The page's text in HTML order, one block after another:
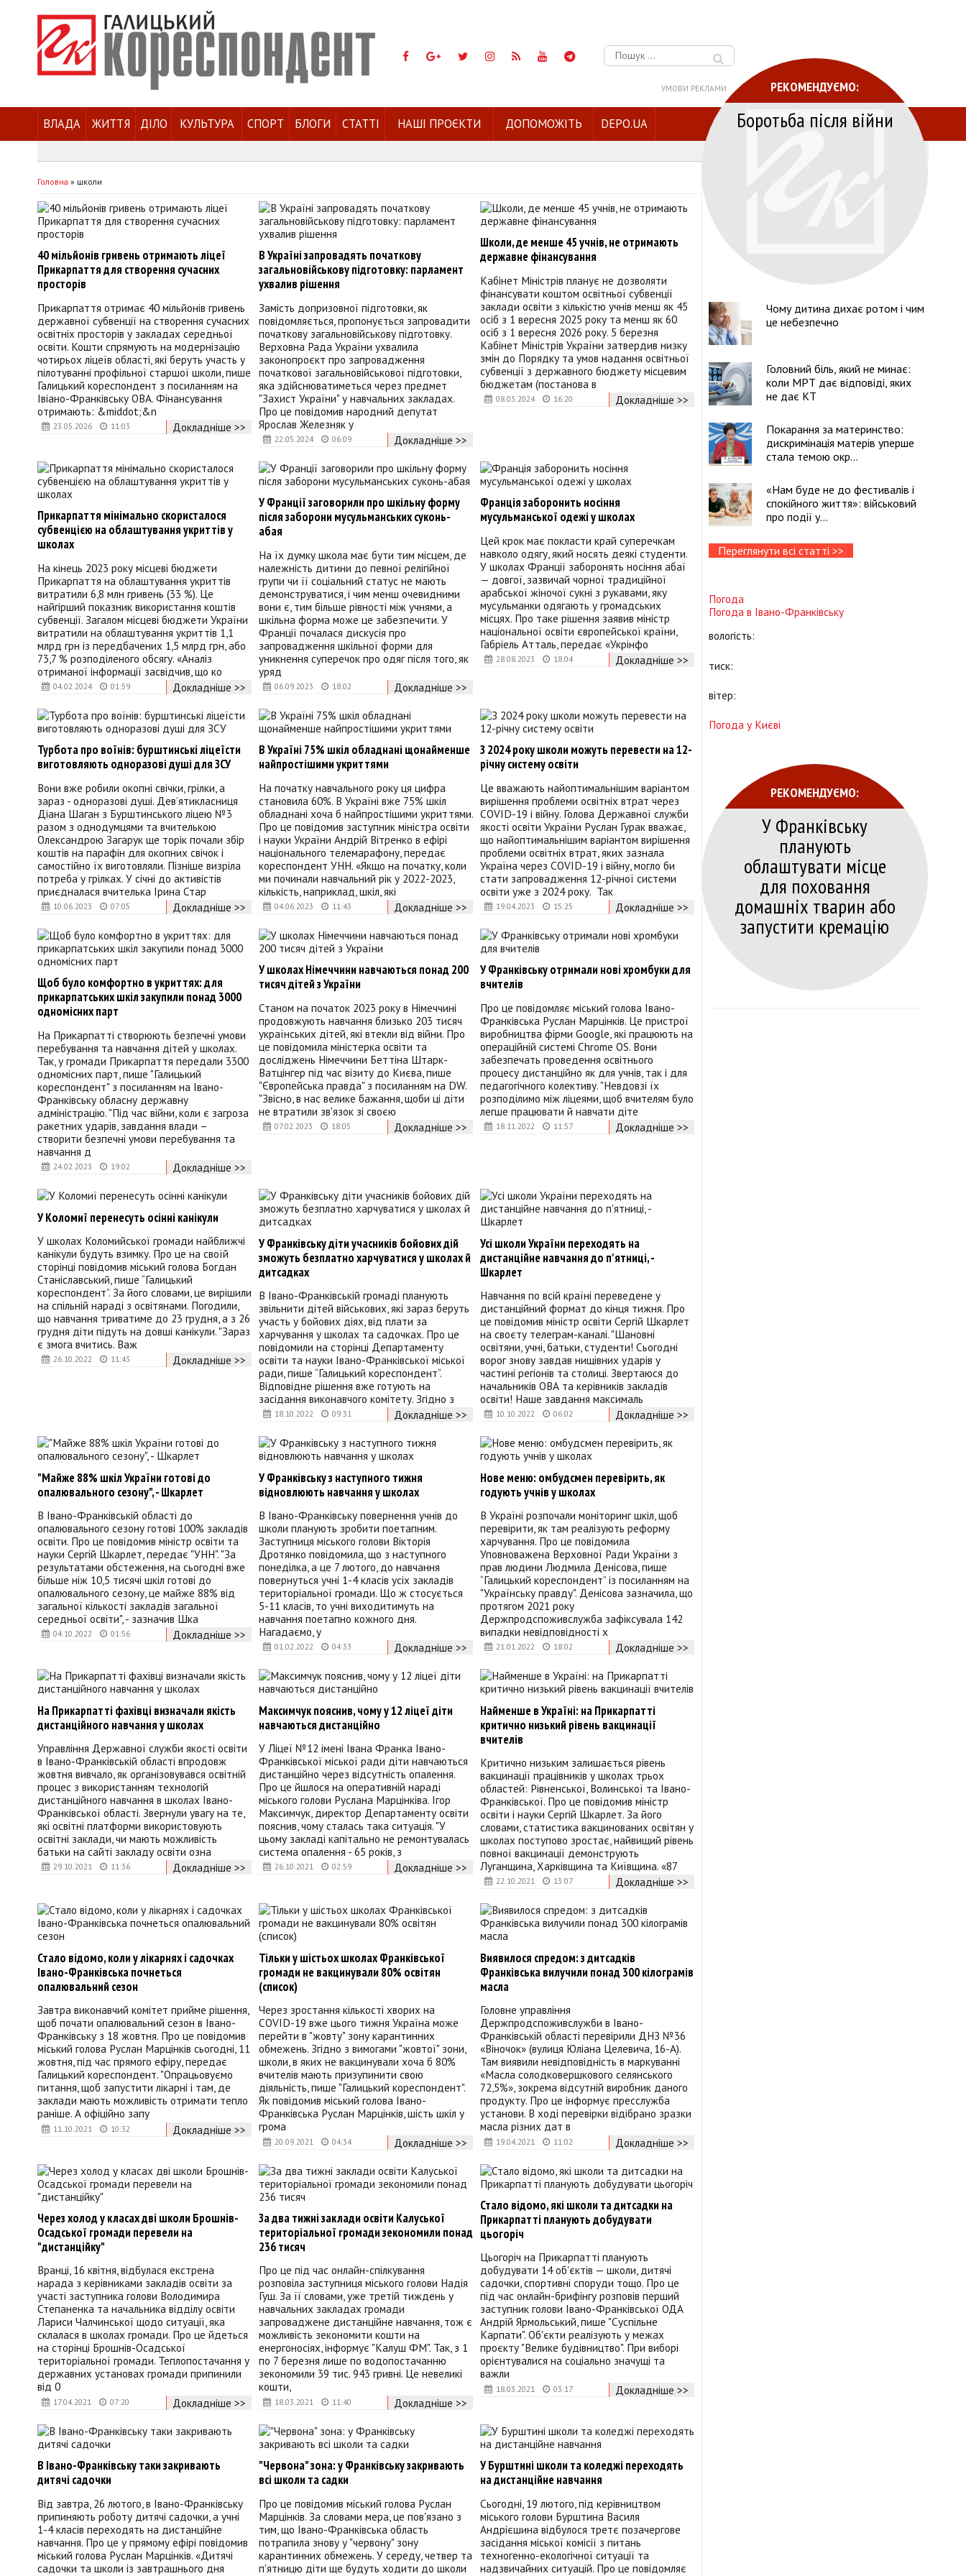
Пошук:
УМОВИ РЕКЛАМИ
ВЛАДА ЖИТТЯ ДІЛО КУЛЬТУРА СПОРТ БЛОГИ СТАТТІ НАШІ ПРОЄКТИ ДОПОМОЖІТЬ DEPO.UA
Головна » школи
23.05.2026 11:03
40 мільйонів гривень отримають ліцеї
Прикарпаття для створення сучасних
просторів
Прикарпаття отримає 40 мільйонів гривень
державної субвенції на створення сучасних
освітніх просторів у закладах середньої
освіти. Кошти спрямують на модернізацію
чотирьох ліцеїв області, які беруть участь у
пілотуванні профільної старшої школи, пише
Галицький кореспондент з посиланням на
Івіано-Франківську ОВА. Фінансування
отримають: &middot;&n
Докладніше >>
22.05.2024 06:09
В Україні запровадять початкову
загальновійськову підготовку: парламент
ухвалив рішення
Замість допризовної підготовки, як
повідомляється, пропонується запровадити
початкову загальновійськову підготовку.
Верховна Рада України ухвалила
законопроєкт про запровадження
початкової загальновійськової підготовки,
яка здійснюватиметься через предмет
"Захист України" у навчальних закладах.
Про це повідомив народний депутат
Ярослав Железняк у
Докладніше >>
08.03.2024 16:20
Школи, де менше 45 учнів, не отримають
державне фінансування
Кабінет Міністрів планує не дозволяти
фінансувати коштом освітньої субвенції
заклади освіти з кількістю учнів менш як 45
осіб з 1 вересня 2025 року та менш як 60
осіб з 1 вересня 2026 року. 5 березня
Кабінет Міністрів України затвердив низку
змін до Порядку та умов надання освітньої
субвенції з державного бюджету місцевим
бюджетам (постанова в
Докладніше >>
04.02.2024 01:59
Прикарпаття мінімально скористалося
субвенцією на облаштування укриттів у
школах
На кінець 2023 року місцеві бюджети
Прикарпаття на облаштування укриттів
витратили 6,8 млн гривень (33 %). Це
найгірший показник використання коштів
субвенції. Загалом місцеві бюджети України
витратили на облаштування укриттів 1,1
млрд грн із передбачених 1,5 млрд грн, або
73,7 % розподіленого обсягу. «Аналіз
отриманої інформації засвідчив, що ко
Докладніше >>
06.09.2023 18:02
У Франції заговорили про шкільну форму
після заборони мусульманських суконь-
абая
На їх думку школа має бути тим місцем, де
належність дитини до певної релігійної
групи чи її соціальний статус не мають
демонструватися, і чим менш очевидними
вони є, тим більше рівності між учнями, а
шкільна форма може це забезпечити. У
Франції почалася дискусія про
запровадження шкільної форми для
уникнення суперечок про одяг після того, як
уряд
Докладніше >>
28.08.2023 18:04
Франція заборонить носіння
мусульманської одежі у школах
Цей крок має покласти край суперечкам
навколо одягу, який носять деякі студенти.
У школах Франції заборонять носіння абаї
— довгої, зазвичай чорної традиційної
арабської жіночої сукні з рукавами, яку
мусульманки одягають у громадських
місцях. Про таке рішення заявив міністр
національної освіти європейської країни,
Габріель Атталь, передає «Укрінфо
Докладніше >>
10.06.2023 07:05
Турбота про воїнів: бурштинські ліцеїсти
виготовляють одноразові душі для ЗСУ
Вони вже робили окопні свічки, грілки, а
зараз - одноразові душі. Дев’ятикласниця
Діана Шаган з Бурштинського ліцею №3
разом з однодумцями та вчителькою
Олександрою Загарук ще торік почали збір
коштів на парафін для окопних свічок і
самостійно їх виготовляли. Пізніше визріла
потреба у грілках. У січні до активістів
приєдналася вчителька Ірина Стар
Докладніше >>
04.06.2023 11:43
В Україні 75% шкіл обладнані щонайменше
найпростішими укриттями
На початку навчального року ця цифра
становила 60%. В Україні вже 75% шкіл
обладнані хоча б найпростішими укриттями.
Про це повідомив заступник міністра освіти
і науки України Андрій Вітренко в ефірі
національного телемарафону, передає
кореспондент УНН. «Якщо на початку, коли
ми починали навчальний рік у 2022-2023,
кількість, наприклад, шкіл, які
Докладніше >>
19.04.2023 15:25
З 2024 року школи можуть перевести на 12-
річну систему освіти
Це вважають найоптимальнішим варіантом
вирішення проблеми освітніх втрат через
COVID-19 і війну. Голова Державної служби
якості освіти України Руслан Гурак вважає,
що найоптимальнішим варіантом вирішення
проблеми освітніх втрат, яких зазнала
Україна через COVID-19 і війну, могло би
стати запровадження 12-річної системи
освіти уже з 2024 року. Так
Докладніше >>
24.02.2023 19:02
Щоб було комфортно в укриттях: для
прикарпатських шкіл закупили понад 3000
одномісних парт
На Прикарпатті створюють безпечні умови
перебування та навчання дітей у школах.
Так, у громади Прикарпаття передали 3300
одномісних парт, пише "Галицький
кореспондент" з посиланням на Івано-
Франківську обласну державну
адміністрацію. "Під час війни, коли є загроза
ракетних ударів, завдання влади –
створити безпечні умови перебування та
навчання д
Докладніше >>
07.02.2023 18:05
У школах Німеччини навчаються понад 200
тисяч дітей з України
Станом на початок 2023 року в Німеччині
продовжують навчання близько 203 тисяч
українських дітей, які втекли від війни. Про
це повідомила міністерка освіти та
досліджень Німеччини Беттіна Штарк-
Ватцінгер під час візиту до Києва, пише
"Європейська правда" з посиланням на DW.
"Звісно, в нас велике бажання, щоби ці діти
не втратили зв'язок зі своєю
Докладніше >>
18.11.2022 11:57
У Франківську отримали нові хромбуки для
вчителів
Про це повідомляє міський голова Івано-
Франківська Руслан Марцінків. Це пристрої
виробництва фірми Google, які працюють на
операційній системі Chrome OS. Вони
забезпечать проведення освітнього
процесу дистанційно як для учнів, так і для
педагогічного колективу. "Невдовзі їх
розподілимо між ліцеями, щоб вчителям було
легше працювати й навчати діте
Докладніше >>
26.10.2022 11:43
У Коломиї перенесуть осінні канікули
У школах Коломийської громади найближчі
канікули будуть взимку. Про це на своїй
сторінці повідомив міський голова Богдан
Станіславський, пише “Галицький
кореспондент”. За його словами, це вирішили
на спільній нараді з освітянами. Погодили,
що навчання триватиме до 23 грудня, а з 26
грудня діти підуть на довші канікули. "Зараз
є змога вчитись. Важ
Докладніше >>
18.10.2022 09:31
У Франківську діти учасників бойових дій
зможуть безплатно харчуватися у школах й
дитсадках
В Івано-Франківській громаді планують
звільнити дітей військових, які зараз беруть
участь у бойових діях, від плати за
харчування у школах та садочках. Про це
повідомили на сторінці Департаменту
освіти та науки Івано-Франківської міської
ради, пише “Галицький кореспондент“.
Відповідне рішення вже готують на
засідання виконавчого комітету. Згідно з
Докладніше >>
10.10.2022 06:02
Усі школи України переходять на
дистанційне навчання до п'ятниці, -
Шкарлет
Навчання по всій країні переведене у
дистанційний формат до кінця тижня. Про
це повідомив міністр освіти Сергій Шкарлет
на своєту телеграм-каналі. "Шановні
освітяни, учні, батьки, студенти! Сьогодні
ворог знову завдав нищівних ударів у
частині регіонів та столиці. Звертаюся до
начальників ОВА та керівників закладів
освіти! Наше завдання максималь
Докладніше >>
04.10.2022 01:56
"Майже 88% шкіл України готові до
опалювального сезону", - Шкарлет
В Івано-Франківській області до
опалювального сезону готові 100% закладів
освіти. Про це повідомив міністр освіти та
науки Сергій Шкарлет, передає "УНН". "За
результатами обстеження, на сьогодні вже
більше ніж 10,5 тисячі шкіл готові до
опалювального сезону, це майже 88% від
загальної кількості закладів загальної
середньої освіти", - зазначив Шка
Докладніше >>
01.02.2022 04:33
У Франківську з наступного тижня
відновлюють навчання у школах
В Івано-Франківську повернення учнів до
школи планують зробити поетапним.
Заступниця міського голови Вікторія
Дротянко повідомила, що з наступного
понеділка, а це 7 лютого, до навчання
повернуться учні 1-4 класів усіх закладів
територіальної громади. Що ж стосується
5-11 класів, то учні виходитимуть на
навчання поетапно кожного дня.
Нагадаємо, у
Докладніше >>
21.01.2022 18:02
Нове меню: омбудсмен перевірить, як
годують учнів у школах
В Україні розпочали моніторинг шкіл, щоб
перевірити, як там реалізують реформу
харчування. Про це повідомила
Уповноважена Верховної Ради України з
прав людини Людмила Денісова, пише
“Галицький кореспондент” із посиланням на
"Українську правду". Денісова зазначила, що
протягом 2021 року
Держпродспоживслужба зафіксувала 142
випадки невідповідності х
Докладніше >>
29.10.2021 11:36
На Прикарпатті фахівці визначали якість
дистанційного навчання у школах
Управління Державної служби якості освіти
в Івано-Франківській області впродовж
жовтня вивчало, як організовувався освітній
процес з використанням технологій
дистанційного навчання в школах Івано-
Франківської області. Звернули увагу на те,
які освітні платформи використовують
освітні заклади, чи мають можливість
батьки на сайті закладу освіти озна
Докладніше >>
26.10.2021 02:59
Максимчук пояснив, чому у 12 ліцеї діти
навчаються дистанційно
У Ліцеї №12 імені Івана Франка Івано-
Франківської міської ради діти навчаються
дистанційно через відсутність опалення.
Про це йшлося на оперативній нараді
міського голови Руслана Марцінківа. Ігор
Максимчук, директор Департаменту освіти
пояснив, чому сталась така ситуація. "У
цьому закладі капітально не ремонтувалась
система опалення - 65 років, з
Докладніше >>
22.10.2021 13:07
Найменше в Україні: на Прикарпатті
критично низький рівень вакцинації
вчителів
Критично низьким залишається рівень
вакцинації працівників у школах трьох
областей: Рівненської, Волинської та Івано-
Франківської. Про це повідомив міністр
освіти і науки Сергій Шкарлет. За його
словами, статистика вакцинованих освітян у
школах поступово зростає, найвищий рівень
повної вакцинації демонструють
Луганщина, Харківщина та Київщина. «87
Докладніше >>
11.10.2021 10:32
Стало відомо, коли у лікарнях і садочках
Івано-Франківська почнеться
опалювальний сезон
Завтра виконавчий комітет прийме рішення,
щоб почати опалювальний сезон в Івано-
Франківську з 18 жовтня. Про це повідомив
міський голова Руслан Марцінків сьогодні, 11
жовтня, під час прямого ефіру, передає
Галицький кореспондент. "Опрацьовуємо
питання, щоб запустити лікарні і там, де
заклади мають можливість отримати тепло
раніше. А офіційно запу
Докладніше >>
20.09.2021 04:34
Тільки у шістьох школах Франківської
громади не вакцинували 80% освітян
(список)
Через зростання кількості хворих на
COVID-19 вже цього тижня Україна може
перейти в "жовту" зону карантинних
обмежень. Згідно з вимогами "жовтої" зони,
школи, в яких не вакцинували хоча б 80%
вчителів мають призупинити свою
діяльність, пише "Галицький кореспондент".
Як повідомив міський голова Івано-
Франківська Руслан Марцінків, шість шкіл у
грома
Докладніше >>
19.04.2021 11:02
Виявилося спредом: з дитсадків
Франківська вилучили понад 300 кілограмів
масла
Головне управління
Держпродспоживслужби в Івано-
Франківській області перевірили ДНЗ №36
«Віночок» (вулиця Юліана Целевича, 16-А).
Там виявили невідповідність в маркуванні
«Масла солодковершкового селянського
72,5%», зокрема відсутній виробник даного
продукту. Про це інформує пресслужба
установи. В ході перевірки відібрано зразки
масла різних дат в
Докладніше >>
17.04.2021 07:20
Через холод у класах дві школи Брошнів-
Осадської громади перевели на
"дистанційку"
Вранці, 16 квітня, відбулася екстрена
нарада з керівниками закладів освіти за
участі заступника голови Володимира
Степаненка та начальника відділу освіти
Лариси Чалчинської щодо ситуації, яка
склалася в школах громади. Про це йдеться
на сторінці Брошнів-Осадської
територіальної громади. Теплопостачання у
державних установах громади припинили
від 0
Докладніше >>
18.03.2021 11:40
За два тижні заклади освіти Калуської
територіальної громади зекономили понад
236 тисяч
Про це під час онлайн-спілкування
розповіла заступниця міського голови Надія
Гуш. За її словами, уже третій тиждень у
навчальних закладах громади
запроваджене дистанційне навчання, тож є
можливість зекономити кошти на
енергоносіях, інформує "Калуш ФМ". Так, з 1
по 7 березня лише по водопостачанню
зекономили 39 тис. 943 гривні. Це невеликі
кошти,
Докладніше >>
18.03.2021 03:17
Стало відомо, які школи та дитсадки на
Прикарпатті планують добудувати
цьогоріч
Цьогоріч на Прикарпатті планують
добудувати 14 об'єктів — школи, дитячі
садочки, спортивні споруди тощо. Про це
під час онлайн-брифінгу розповів перший
заступник голови Івано-Франківської ОДА
Андрій Ярмольський, пише "Суспільне
Карпати". Об'єкти реалізують у межах
проєкту "Велике будівництво". При виборі
орієнтувалися на соціально значущі та
важли
Докладніше >>
В Івано-Франківську таки закривають
дитячі садочки
Від завтра, 26 лютого, в Івано-Франківську
припиняють роботу дитячі садочки, а учні
1-4 класів переходять на дистанційне
навчання. Про це у прямому ефірі повідомив
міський голова Руслан Марцінків. «Дитячі
садочки та школи із завтрашнього дня
"Червона" зона: у Франківську закривають
всі школи та садки
Про це повідомив міський голова Руслан
Марцінків. За словами мера, це пов'язано з
тим, що Івано-Франківська область
потрапила знову у "червону" зону
карантинних обмежень. У середу, четвер та
п'ятницю діти ще будуть ходити до школи
У Бурштині школи та коледжі переходять
на дистанційне навчання
Сьогодні, 19 лютого, під керівництвом
міського голови Бурштина Василя
Андрієшина відбулося третє позачергове
засідання міської комісії з питань
техногенно-екологічної ситуації та
надзвичайних ситуацій. Про це повідомляє
РЕКОМЕНДУЄМО:
Боротьба після війни
Чому дитина дихає ротом і чим
це небезпечно
Головний біль, який не минає:
коли МРТ дає відповіді, яких
не дає КТ
Покарання за материнство:
дискримінація матерів уперше
стала темою окр...
«Нам буде не до фестивалів і
спокійного життя»: військовий
про події у...
Переглянути всі статті >>
Погода
Погода в Івано-Франківську
вологість:
тиск:
вітер:
Погода у Києві
РЕКОМЕНДУЄМО:
У Франківську
планують
облаштувати місце
для поховання
домашніх тварин або
запустити кремацію